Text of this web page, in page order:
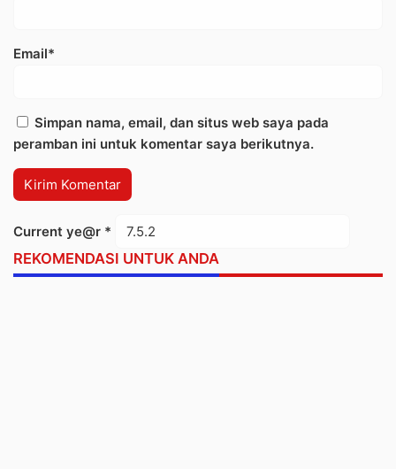
Email*
Simpan nama, email, dan situs web saya pada
peramban ini untuk komentar saya berikutnya.
Current ye@r *
REKOMENDASI UNTUK ANDA